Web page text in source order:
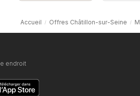
Accueil Offres Châtillon-sur-Seine
endroit